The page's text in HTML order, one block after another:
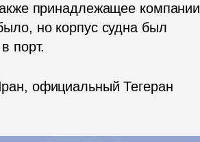
принадлежащее компании
но корпус судна был
порт.
официальный Тегеран